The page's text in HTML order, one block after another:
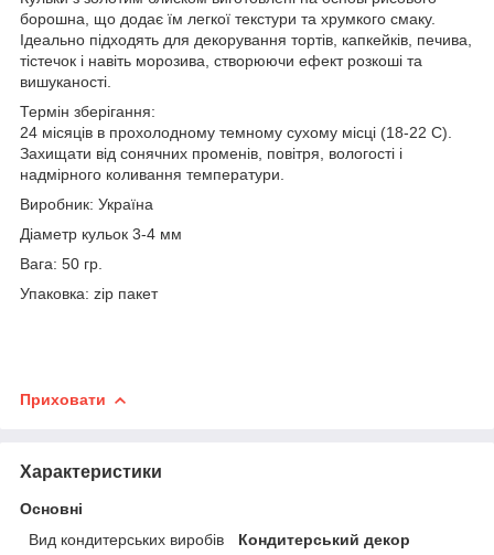
борошна, що додає їм легкої текстури та хрумкого смаку.
Ідеально підходять для декорування тортів, капкейків, печива,
тістечок і навіть морозива, створюючи ефект розкоші та
вишуканості.
Термін зберігання:
24 місяців в прохолодному темному сухому місці (18-22 С).
Захищати від сонячних променів, повітря, вологості і
надмірного коливання температури.
Виробник: Україна
Діаметр кульок 3-4 мм
Вага: 50 гр.
Упаковка: zip пакет
Приховати
Характеристики
Основні
Вид кондитерських виробів
Кондитерський декор